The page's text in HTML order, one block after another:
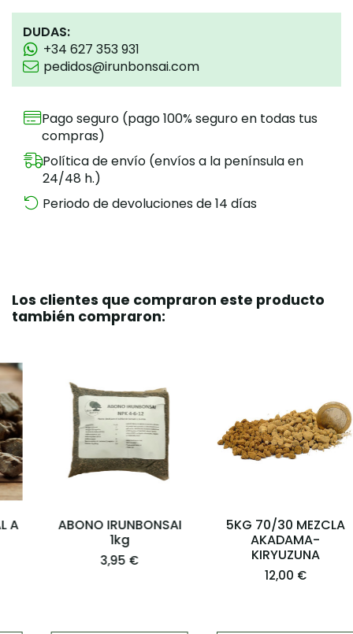
DUDAS:
+34 627 353 931
pedidos@irunbonsai.com
Pago seguro (pago 100% seguro en todas tus
compras)
Política de envío (envíos a la península en
24/48 h.)
Periodo de devoluciones de 14 días
Los clientes que compraron este producto
también compraron:
ABONO IRUNBONSAI
3,95 €
5KG 70/30 MEZCLA
AKADAMA-
KIRYUZUNA
12,00 €